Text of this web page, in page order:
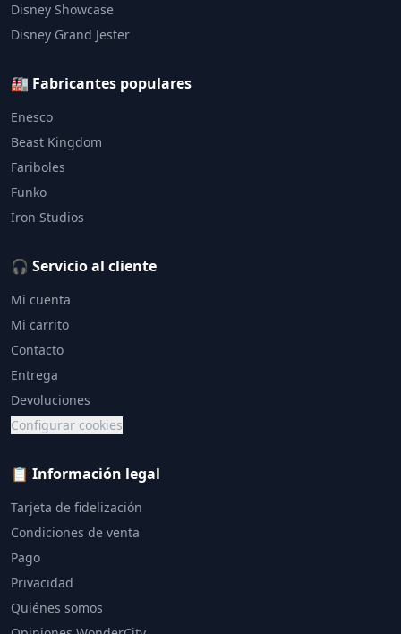
Disney Showcase
Disney Grand Jester
🏭 Fabricantes populares
Enesco
Beast Kingdom
Fariboles
Funko
Iron Studios
🎧 Servicio al cliente
Mi cuenta
Mi carrito
Contacto
Entrega
Devoluciones
Configurar cookies
📋 Información legal
Tarjeta de fidelización
Condiciones de venta
Pago
Privacidad
Quiénes somos